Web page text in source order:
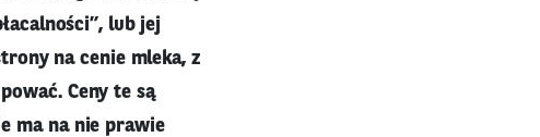
lub jej
na cenie mleka, z
Ceny te są
ma na nie prawie